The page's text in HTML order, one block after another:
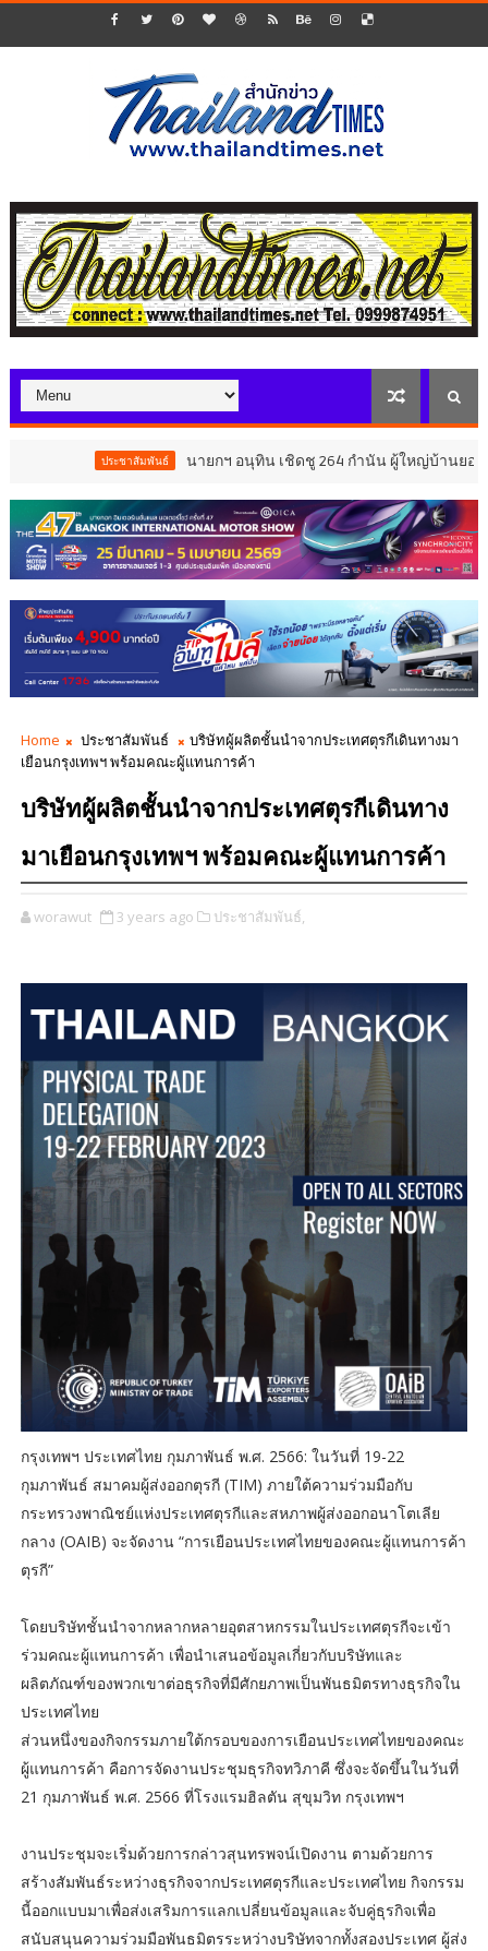
ประชาสัมพันธ์ นายกฯ อนุทิน เชิดชู 264 กำนัน ผู้ใหญ่บ้านยอดเยี่ยม ม
Home ประชาสัมพันธ์
บริษัทผู้ผลิตชั้นนำจากประเทศตุรกีเดินทางมา
เยือนกรุงเทพฯ พร้อมคณะผู้แทนการค้า
บริษัทผู้ผลิตชั้นนำจากประเทศตุรกีเดินทาง
มาเยือนกรุงเทพฯ พร้อมคณะผู้แทนการค้า
worawut 3 years ago ประชาสัมพันธ์,
กรุงเทพฯ ประเทศไทย กุมภาพันธ์ พ.ศ. 2566: ในวันที่ 19-22
กุมภาพันธ์ สมาคมผู้ส่งออกตุรกี (TIM) ภายใต้ความร่วมมือกับ
กระทรวงพาณิชย์แห่งประเทศตุรกีและสหภาพผู้ส่งออกอนาโตเลีย
กลาง (OAIB) จะจัดงาน “การเยือนประเทศไทยของคณะผู้แทนการค้า
ตุรกี”
โดยบริษัทชั้นนำจากหลากหลายอุตสาหกรรมในประเทศตุรกีจะเข้า
ร่วมคณะผู้แทนการค้า เพื่อนำเสนอข้อมูลเกี่ยวกับบริษัทและ
ผลิตภัณฑ์ของพวกเขาต่อธุรกิจที่มีศักยภาพเป็นพันธมิตรทางธุรกิจใน
ประเทศไทย
ส่วนหนึ่งของกิจกรรมภายใต้กรอบของการเยือนประเทศไทยของคณะ
ผู้แทนการค้า คือการจัดงานประชุมธุรกิจทวิภาคี ซึ่งจะจัดขึ้นในวันที่
21 กุมภาพันธ์ พ.ศ. 2566 ที่โรงแรมฮิลตัน สุขุมวิท กรุงเทพฯ
งานประชุมจะเริ่มด้วยการกล่าวสุนทรพจน์เปิดงาน ตามด้วยการ
สร้างสัมพันธ์ระหว่างธุรกิจจากประเทศตุรกีและประเทศไทย กิจกรรม
นี้ออกแบบมาเพื่อส่งเสริมการแลกเปลี่ยนข้อมูลและจับคู่ธุรกิจเพื่อ
สนับสนุนความร่วมมือพันธมิตรระหว่างบริษัทจากทั้งสองประเทศ ผู้ส่ง